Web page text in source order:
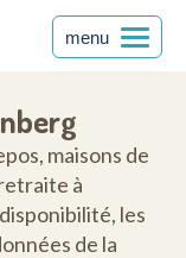
menu
maisons de
à
les
de la